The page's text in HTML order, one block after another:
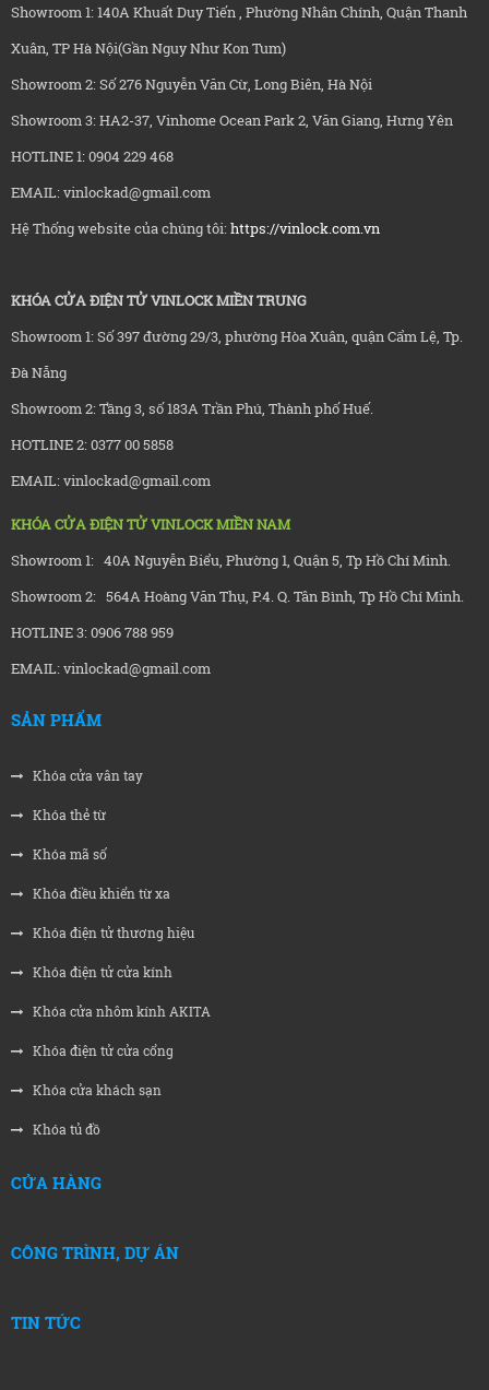
Showroom 1: 140A Khuất Duy Tiến , Phường Nhân Chính, Quận Thanh
Xuân, TP Hà Nội(Gần Nguy Như Kon Tum)
Showroom 2: Số 276 Nguyễn Văn Cừ, Long Biên, Hà Nội
Showroom 3: HA2-37, Vinhome Ocean Park 2, Văn Giang, Hưng Yên
HOTLINE 1: 0904 229 468
EMAIL: vinlockad@gmail.com
Hệ Thống website của chúng tôi:https://vinlock.com.vn
KHÓA CỬA ĐIỆN TỬ VINLOCK MIỀN TRUNG
Showroom 1: Số 397 đường 29/3, phường Hòa Xuân, quận Cẩm Lệ, Tp.
Đà Nẵng
Showroom 2: Tầng 3, số 183A Trần Phú, Thành phố Huế.
HOTLINE 2: 0377 00 5858
EMAIL: vinlockad@gmail.com
KHÓA CỬA ĐIỆN TỬ VINLOCK MIỀN NAM
Showroom 1: 40A Nguyễn Biểu, Phường 1, Quận 5, Tp Hồ Chí Minh.
Showroom 2: 564A Hoàng Văn Thụ, P.4. Q. Tân Bình, Tp Hồ Chí Minh.
HOTLINE 3: 0906 788 959
EMAIL: vinlockad@gmail.com
SẢN PHẨM
Khóa cửa vân tay
Khóa thẻ từ
Khóa mã số
Khóa điều khiển từ xa
Khóa điện tử thương hiệu
Khóa điện tử cửa kính
Khóa cửa nhôm kính AKITA
Khóa điện tử cửa cổng
Khóa cửa khách sạn
Khóa tủ đồ
CỬA HÀNG
CÔNG TRÌNH, DỰ ÁN
TIN TỨC